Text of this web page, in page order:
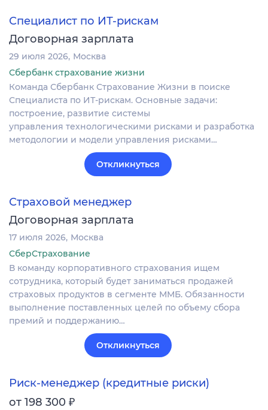
Специалист по ИТ-рискам
Договорная зарплата
29 июля 2026 Москва
Сбербанк страхование жизни
Команда Сбербанк Страхование Жизни в поиске
Специалиста по ИТ-рискам. Основные задачи:
построение, развитие системы
управления технологическими рисками и разработка
методологии и модели управления рисками…
Откликнуться
Страховой менеджер
Договорная зарплата
17 июля 2026 Москва
СберСтрахование
В команду корпоративного страхования ищем
сотрудника, который будет заниматься продажей
страховых продуктов в сегменте ММБ. Обязанности
выполнение поставленных целей по объему сбора
премий и поддержанию…
Откликнуться
Риск-менеджер (кредитные риски)
от 198 300 ₽